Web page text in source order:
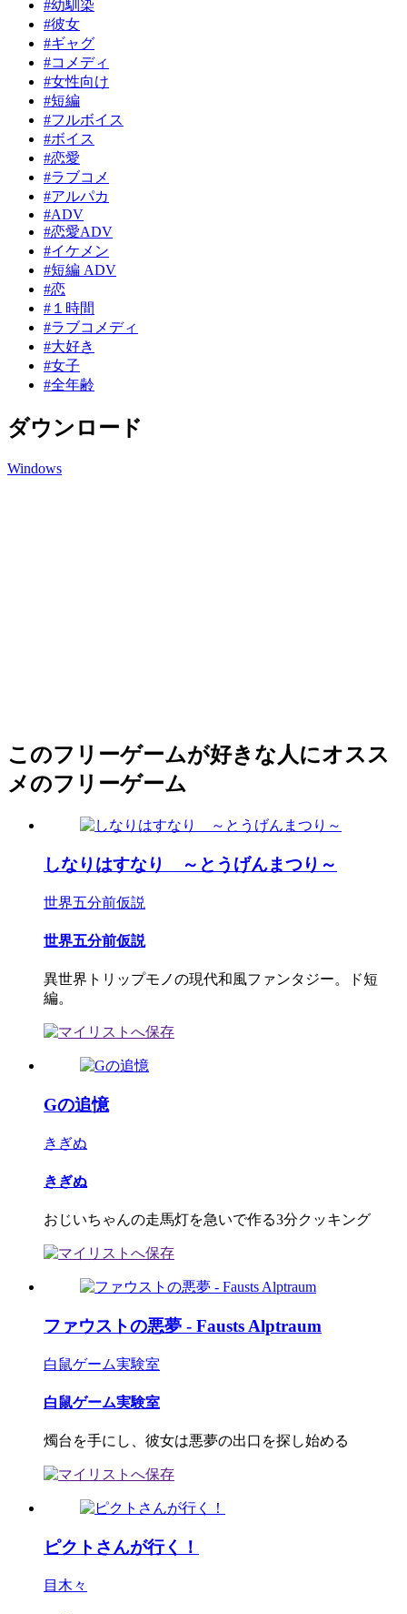
#幼馴染
#彼女
#ギャグ
#コメディ
#女性向け
#短編
#フルボイス
#ボイス
#恋愛
#ラブコメ
#アルパカ
#ADV
#恋愛ADV
#イケメン
#短編 ADV
#恋
#１時間
#ラブコメディ
#大好き
#女子
#全年齢
ダウンロード
Windows
このフリーゲームが好きな人にオスス
メのフリーゲーム
しなりはすなり ～とうげんまつり～
世界五分前仮説
世界五分前仮説
異世界トリップモノの現代和風ファンタジー。ド短
編。
Gの追憶
きぎぬ
きぎぬ
おじいちゃんの走馬灯を急いで作る3分クッキング
ファウストの悪夢 - Fausts Alptraum
白鼠ゲーム実験室
白鼠ゲーム実験室
燭台を手にし、彼女は悪夢の出口を探し始める
ピクトさんが行く！
目木々